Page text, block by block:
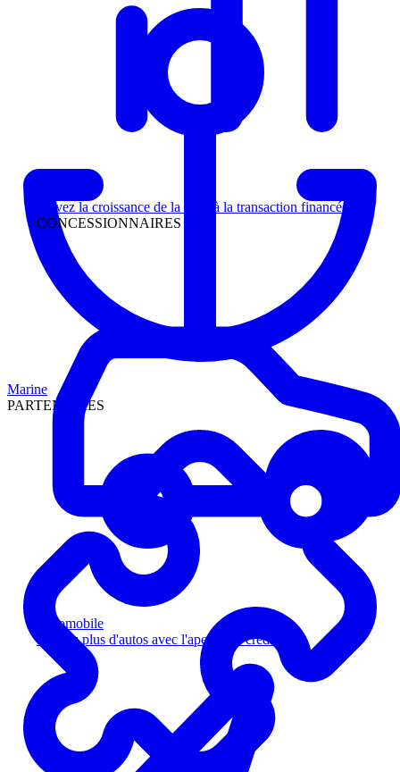
Suivez la croissance de la piste à la transaction financée
CONCESSIONNAIRES
Automobile
Vendez plus d'autos avec l'aperçu de crédit
Marine
PARTENAIRES